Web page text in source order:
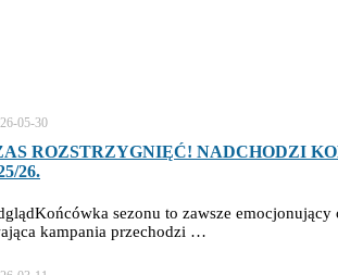
ROZSTRZYGNIĘĆ! NADCHODZI
26.
05-30
sezonu to zawsze emocjonujący
kampania przechodzi …